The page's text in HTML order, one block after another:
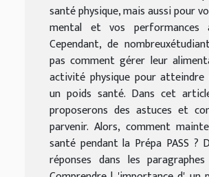
santé physique, mais aussi pour
mental et vos performances
Cependant, de
pas comment gérer leur
activité physique pour
un poids santé. Dans cet
proposerons des astuces et
parvenir. Alors, comment
santé pendant la Prépa PASS ?
réponses dans les